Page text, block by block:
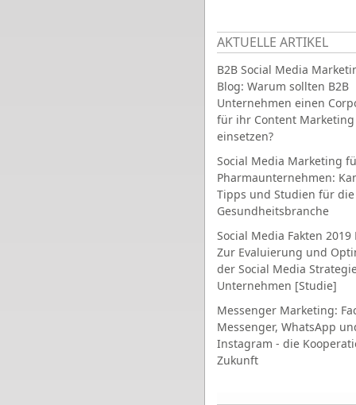
AKTUELLE ARTIKEL
B2B Social Media
Blog: Warum sollten B2B
Unternehmen einen
für ihr Content Marketing
einsetzen?
Social Media Marketing
Pharmaunternehmen:
Tipps und Studien für die
Gesundheitsbranche
Social Media Fakten 2019
Zur Evaluierung und
der Social Media
Unternehmen [Studie]
Messenger Marketing:
Messenger, WhatsApp
Instagram - die
Zukunft